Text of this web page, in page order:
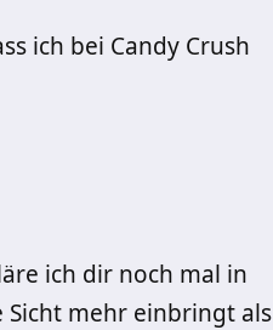
ich bei Candy Crush
ich dir noch mal in
Sicht mehr einbringt als